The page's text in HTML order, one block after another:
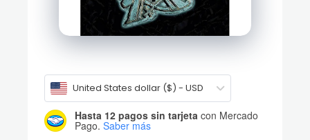
United States dollar ($) - USD
Hasta 12 pagos sin tarjeta con Mercado
Pago. Saber más